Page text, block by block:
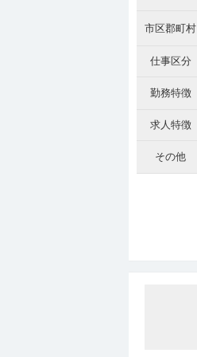
市区郡町村
仕事区分
勤務特徴
求人特徴
その他